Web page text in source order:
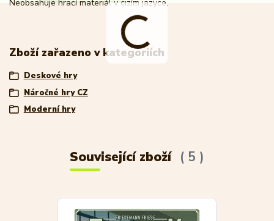
Neobsahuje hrací materiál v cizím jazyce.
Zboží zařazeno v kategoriích
Deskové hry
Náročné hry CZ
Moderní hry
Související zboží 5